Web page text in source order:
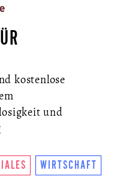
kostenlose
und
WIRTSCHAFT